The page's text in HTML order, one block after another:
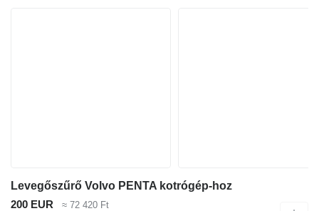
Levegőszűrő Volvo PENTA kotrógép-hoz
200 EUR
≈ 72 420 Ft